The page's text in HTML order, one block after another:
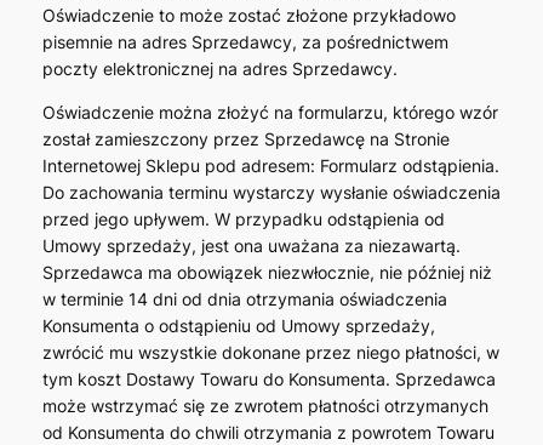
Oświadczenie to może zostać złożone przykładowo
pisemnie na adres Sprzedawcy, za pośrednictwem
poczty elektronicznej na adres Sprzedawcy.
Oświadczenie można złożyć na formularzu, którego wzór
został zamieszczony przez Sprzedawcę na Stronie
Internetowej Sklepu pod adresem: Formularz odstąpienia.
Do zachowania terminu wystarczy wysłanie oświadczenia
przed jego upływem. W przypadku odstąpienia od
Umowy sprzedaży, jest ona uważana za niezawartą.
Sprzedawca ma obowiązek niezwłocznie, nie później niż
w terminie 14 dni od dnia otrzymania oświadczenia
Konsumenta o odstąpieniu od Umowy sprzedaży,
zwrócić mu wszystkie dokonane przez niego płatności, w
tym koszt Dostawy Towaru do Konsumenta. Sprzedawca
może wstrzymać się ze zwrotem płatności otrzymanych
od Konsumenta do chwili otrzymania z powrotem Towaru